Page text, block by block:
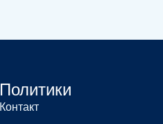
Политики
Контакт